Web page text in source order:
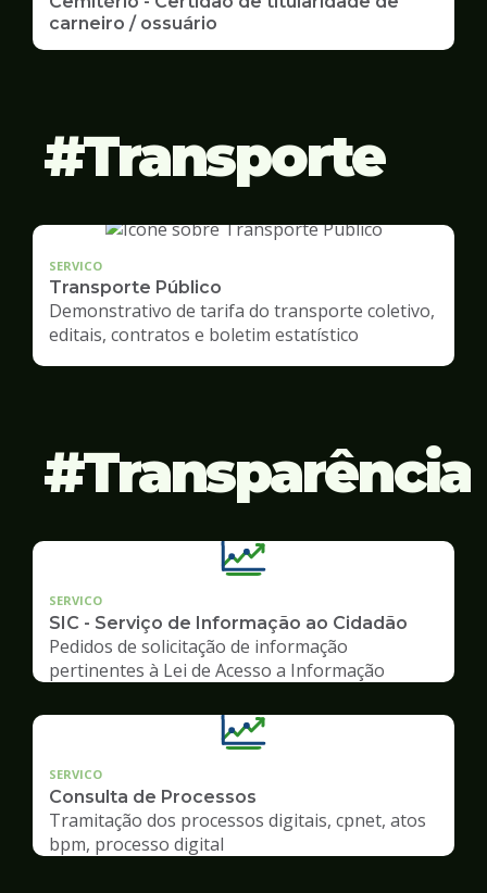
carneiro / ossuário
Transporte
SERVICO
Transporte Público
Demonstrativo de tarifa do transporte coletivo,
editais, contratos e boletim estatístico
Transparência
SERVICO
SIC - Serviço de Informação ao Cidadão
Pedidos de solicitação de informação
pertinentes à Lei de Acesso a Informação
SERVICO
Consulta de Processos
Tramitação dos processos digitais, cpnet, atos
bpm, processo digital